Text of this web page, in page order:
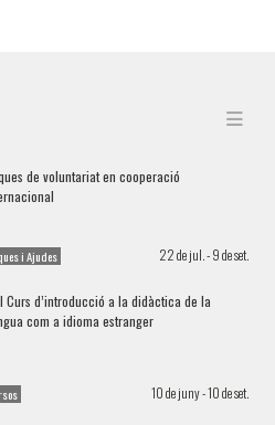
de voluntariat en cooperació
i Ajudes 22 de jul. - 9 de set.
Curs d’introducció a la didàctica de la
com a idioma estranger
10 de juny - 10 de set.